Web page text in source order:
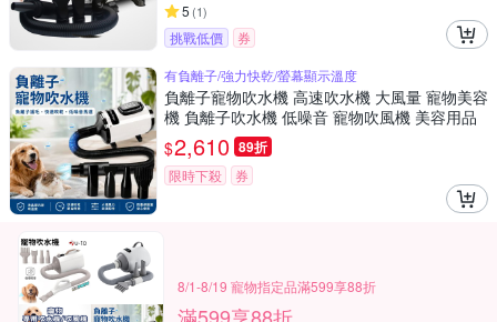
5 (1)
挑戰低價
券
有負離子/強力快乾/螢幕顯示溫度
負離子寵物吹水機 高速吹水機 大風量 寵物美容
機 負離子吹水機 低噪音 寵物吹風機 美容用品
$2,610 89折
限時下殺 券
8/1-8/19 寵物指定品滿599享88折